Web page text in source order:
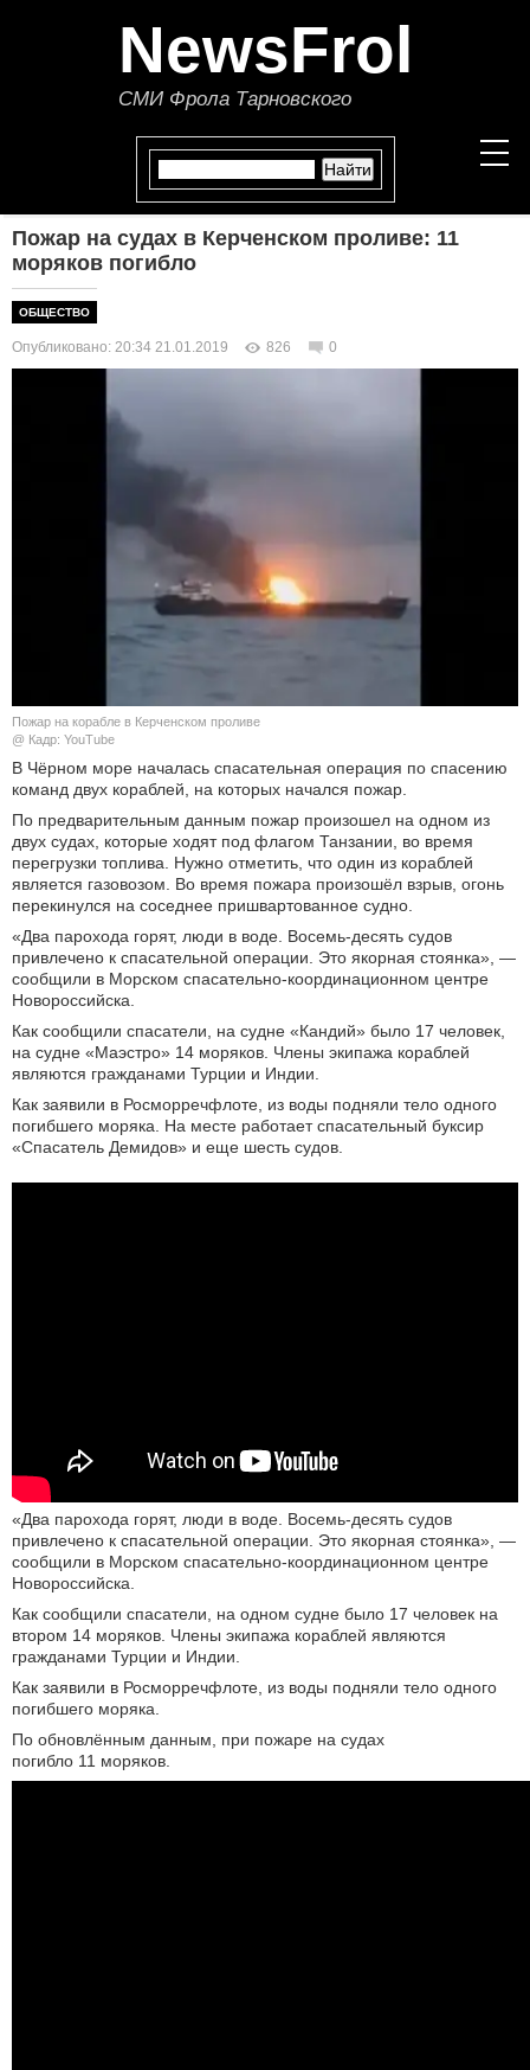
NewsFrol
СМИ Фрола Тарновского
ПОЛИТИКА
ОБЩЕСТВО
КУЛЬТУРА
АВТО И МОТО
ЭГОИЗМ
Пожар на судах в Керченском проливе: 11
моряков погибло
ОБЩЕСТВО
Опубликовано: 20:34 21.01.2019 826 0
Пожар на корабле в Керченском проливе
@ Кадр: YouTube
В Чёрном море началась спасательная операция по спасению
команд двух кораблей, на которых начался пожар.
По предварительным данным пожар произошел на одном из
двух судах, которые ходят под флагом Танзании, во время
перегрузки топлива. Нужно отметить, что один из кораблей
является газовозом. Во время пожара произошёл взрыв, огонь
перекинулся на соседнее пришвартованное судно.
«Два парохода горят, люди в воде. Восемь-десять судов
привлечено к спасательной операции. Это якорная стоянка», —
сообщили в Морском спасательно-координационном центре
Новороссийска.
Как сообщили спасатели, на судне «Кандий» было 17 человек,
на судне «Маэстро» 14 моряков. Члены экипажа кораблей
являются гражданами Турции и Индии.
Как заявили в Росморречфлоте, из воды подняли тело одного
погибшего моряка. На месте работает спасательный буксир
«Спасатель Демидов» и еще шесть судов.
«Два парохода горят, люди в воде. Восемь-десять судов
привлечено к спасательной операции. Это якорная стоянка», —
сообщили в Морском спасательно-координационном центре
Новороссийска.
Как сообщили спасатели, на одном судне было 17 человек на
втором 14 моряков. Члены экипажа кораблей являются
гражданами Турции и Индии.
Как заявили в Росморречфлоте, из воды подняли тело одного
погибшего моряка.
По обновлённым данным, при пожаре на судах
погибло 11 моряков.